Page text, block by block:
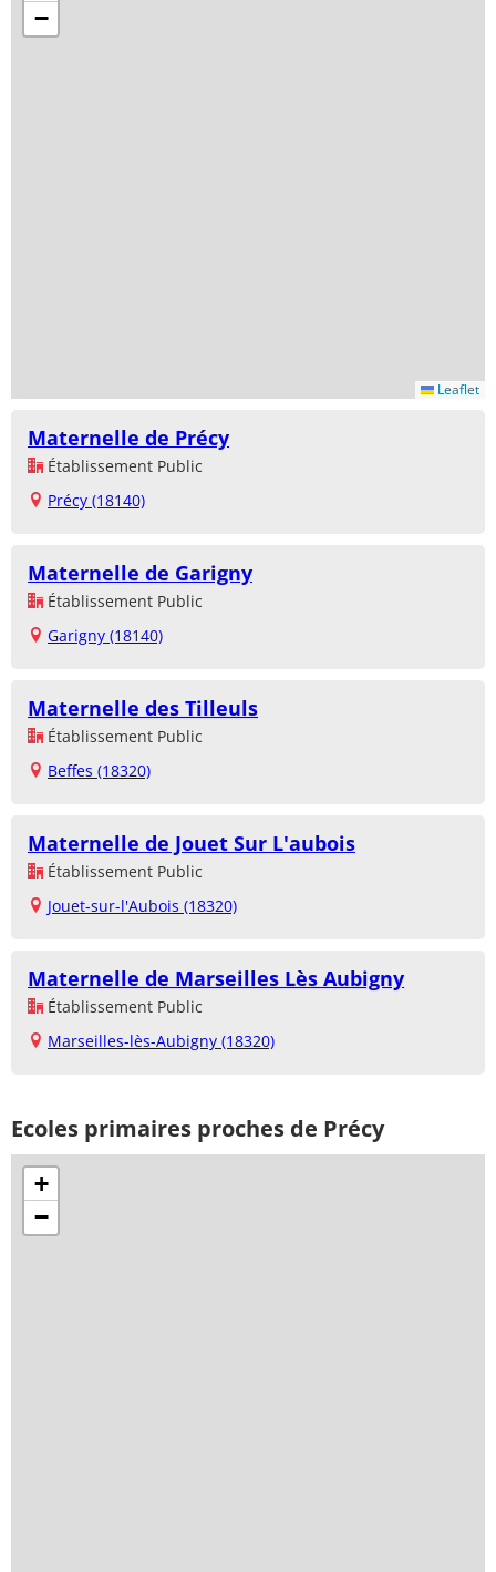
−
Leaflet
Maternelle de Précy
Établissement Public
Précy (18140)
Maternelle de Garigny
Établissement Public
Garigny (18140)
Maternelle des Tilleuls
Établissement Public
Beffes (18320)
Maternelle de Jouet Sur L'aubois
Établissement Public
Jouet-sur-l'Aubois (18320)
Maternelle de Marseilles Lès Aubigny
Établissement Public
Marseilles-lès-Aubigny (18320)
Ecoles primaires proches de Précy
+
−